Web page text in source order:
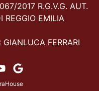
2017 R.G.V.G. AUT.
EMILIA
GIANLUCA FERRARI